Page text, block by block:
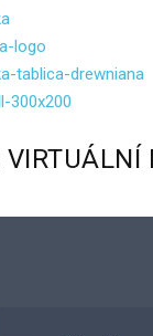
VIRTUÁLNÍ